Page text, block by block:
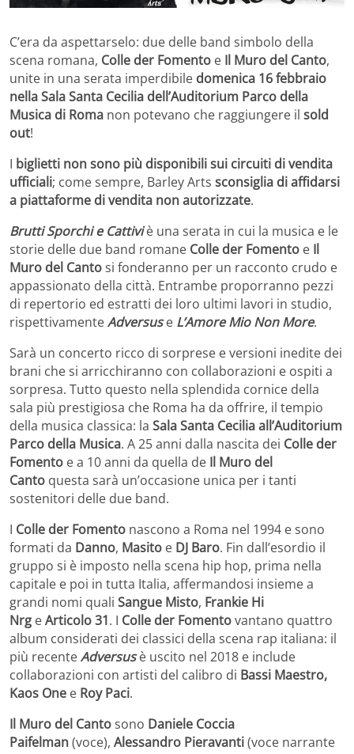
C’era da aspettarselo: due delle band simbolo della
scena romana, Colle der Fomento e Il Muro del Canto,
unite in una serata imperdibile domenica 16 febbraio
nella Sala Santa Cecilia dell’Auditorium Parco della
Musica di Roma non potevano che raggiungere il sold
out!
I biglietti non sono più disponibili sui circuiti di vendita
ufficiali; come sempre, Barley Arts sconsiglia di affidarsi
a piattaforme di vendita non autorizzate.
Brutti Sporchi e Cattiviè una serata in cui la musica e le
storie delle due band romane Colle der Fomento e Il
Muro del Cantosi fonderanno per un racconto crudo e
appassionato della città. Entrambe proporranno pezzi
di repertorio ed estratti dei loro ultimi lavori in studio,
rispettivamenteAdversuse L’Amore Mio Non More.
Sarà un concerto ricco di sorprese e versioni inedite dei
brani che si arricchiranno con collaborazioni e ospiti a
sorpresa. Tutto questo nella splendida cornice della
sala più prestigiosa che Roma ha da offrire, il tempio
della musica classica: la Sala Santa Cecilia all’Auditorium
Parco della Musica. A 25 anni dalla nascita dei Colle der
Fomento e a 10 anni da quella de Il Muro del
Canto questa sarà un’occasione unica per i tanti
sostenitori delle due band.
I Colle der Fomento nascono a Roma nel 1994 e sono
formati da Danno, Masito e DJ Baro. Fin dall’esordio il
gruppo si è imposto nella scena hip hop, prima nella
capitale e poi in tutta Italia, affermandosi insieme a
grandi nomi quali Sangue Misto, Frankie Hi
Nrg eArticolo 31. I Colle der Fomentovantano quattro
album considerati dei classici della scena rap italiana: il
più recenteAdversusè uscito nel 2018 e include
collaborazioni con artisti del calibro di Bassi Maestro,
Kaos One e Roy Paci.
Il Muro del Cantosono Daniele Coccia
Paifelman(voce), Alessandro Pieravanti(voce narrante